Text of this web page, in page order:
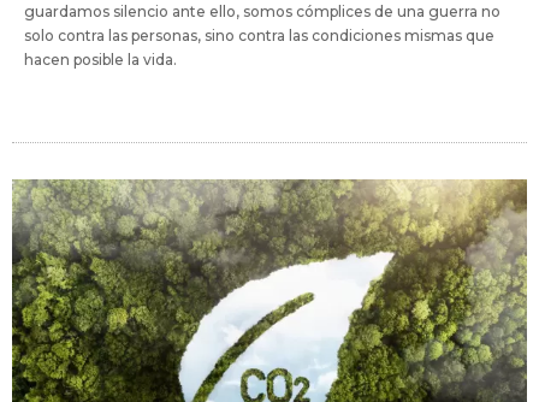
guardamos silencio ante ello, somos cómplices de una guerra no
solo contra las personas, sino contra las condiciones mismas que
hacen posible la vida.